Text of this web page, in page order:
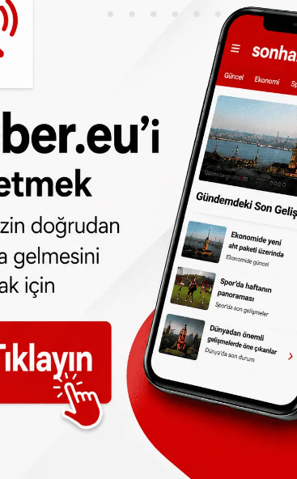
değinen Yeneroğlu, “Türkiye
Toplumumuzun bu
hakları bağlamında da
hareketle ülkemizde engelli
eğitim, sağlık, rehabilitasyon ve
için bazı adımlar atılarak mevzuat
katılımlarını desteklemek
kat edilmesi gereken mesafeler
tüm alanlarında konuyla
ve medya kuruluşlarına da
doğal çalışma
engelli bireylerin
üretilmesi maksadıyla 2012
2013 yılında hazırlanan
kullanmalarını engelleyen